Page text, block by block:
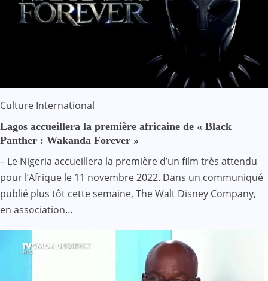
Culture International
Lagos accueillera la première africaine de « Black
Panther : Wakanda Forever »
– Le Nigeria accueillera la première d’un film très attendu
pour l’Afrique le 11 novembre 2022. Dans un communiqué
publié plus tôt cette semaine, The Walt Disney Company,
en association…